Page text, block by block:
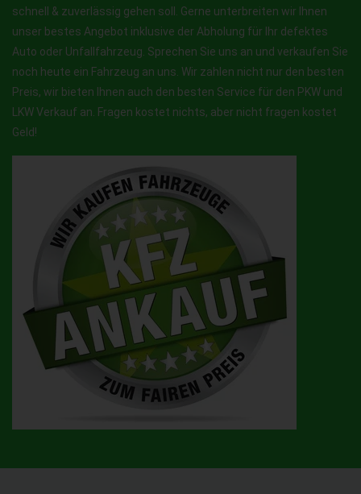
schnell & zuverlässig gehen soll. Gerne unterbreiten wir Ihnen
unser bestes Angebot inklusive der Abholung für Ihr defektes
Auto oder Unfallfahrzeug. Sprechen Sie uns an und verkaufen Sie
noch heute ein Fahrzeug an uns. Wir zahlen nicht nur den besten
Preis, wir bieten Ihnen auch den besten Service für den PKW und
LKW Verkauf an. Fragen kostet nichts, aber nicht fragen kostet
Geld!